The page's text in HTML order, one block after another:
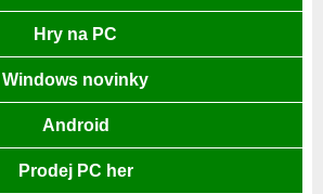
Hry na PC
Windows novinky
Android
Prodej PC her